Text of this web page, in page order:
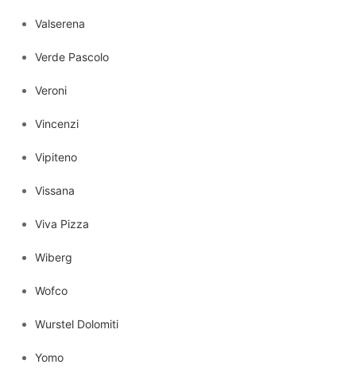
Valserena
Verde Pascolo
Veroni
Vincenzi
Vipiteno
Vissana
Viva Pizza
Wiberg
Wofco
Wurstel Dolomiti
Yomo